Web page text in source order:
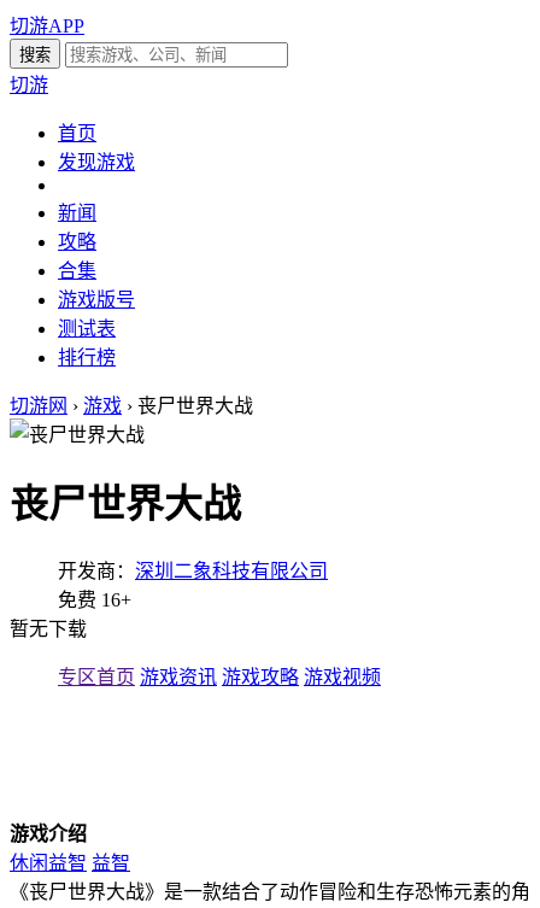
切游APP
切游
首页
发现游戏
新闻
攻略
合集
游戏版号
测试表
排行榜
切游网 › 游戏 › 丧尸世界大战
丧尸世界大战
开发商： 深圳二象科技有限公司
免费 16+
暂无下载
专区首页 游戏资讯 游戏攻略 游戏视频
游戏介绍
休闲益智 益智
《丧尸世界大战》是一款结合了动作冒险和生存恐怖元素的角